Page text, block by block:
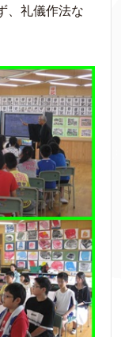
、礼儀作法な